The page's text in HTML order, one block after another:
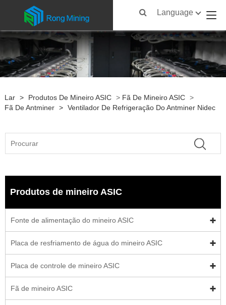
Language
Lar > Produtos De Mineiro ASIC > Fã De Mineiro ASIC >
Fã De Antminer > Ventilador De Refrigeração Do Antminer Nidec
Produtos de mineiro ASIC
Fonte de alimentação do mineiro ASIC
Placa de resfriamento de água do mineiro ASIC
Placa de controle de mineiro ASIC
Fã de mineiro ASIC